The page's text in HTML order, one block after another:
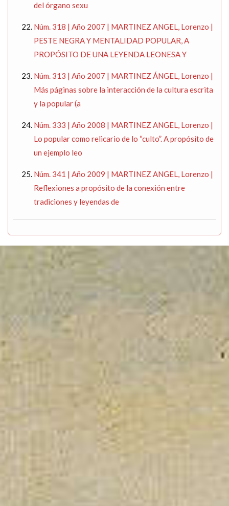
del órgano sexu
Núm. 318 | Año 2007 | MARTINEZ ANGEL, Lorenzo |
PESTE NEGRA Y MENTALIDAD POPULAR, A
PROPÓSITO DE UNA LEYENDA LEONESA Y
Núm. 313 | Año 2007 | MARTINEZ ÁNGEL, Lorenzo |
Más páginas sobre la interacción de la cultura escrita
y la popular (a
Núm. 333 | Año 2008 | MARTINEZ ANGEL, Lorenzo |
Lo popular como relicario de lo “culto”. A propósito de
un ejemplo leo
Núm. 341 | Año 2009 | MARTINEZ ANGEL, Lorenzo |
Reflexiones a propósito de la conexión entre
tradiciones y leyendas de